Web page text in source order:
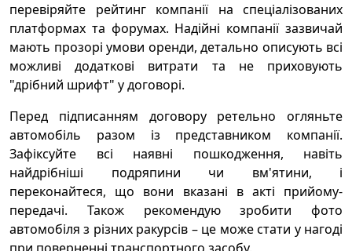
перевіряйте рейтинг компанії на спеціалізованих
платформах та форумах. Надійні компанії зазвичай
мають прозорі умови оренди, детально описують всі
можливі додаткові витрати та не приховують
"дрібний шрифт" у договорі.
Перед підписанням договору ретельно огляньте
автомобіль разом із представником компанії.
Зафіксуйте всі наявні пошкодження, навіть
найдрібніші подряпини чи вм'ятини, і
переконайтеся, що вони вказані в акті прийому-
передачі. Також рекомендую зробити фото
автомобіля з різних ракурсів – це може стати у нагоді